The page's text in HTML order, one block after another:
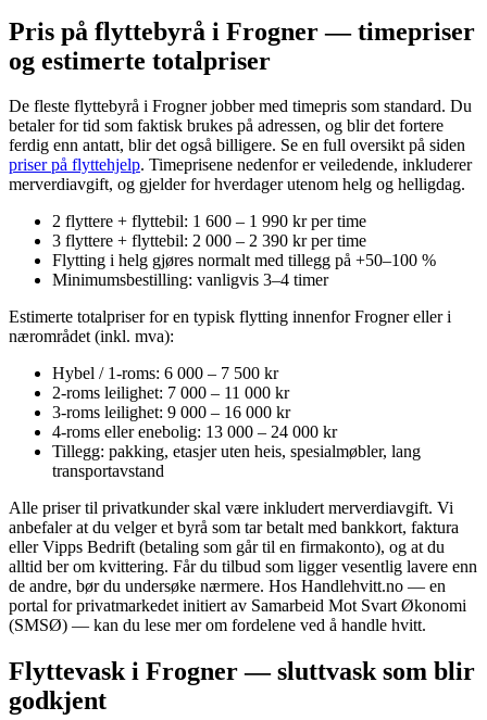
Pris på flyttebyrå i Frogner — timepriser
og estimerte totalpriser
De fleste flyttebyrå i Frognerjobber med timepris som standard. Du
betaler for tid som faktisk brukes på adressen, og blir det fortere
ferdig enn antatt, blir det også billigere. Se en full oversikt på siden
priser på flyttehjelp. Timeprisene nedenfor er veiledende, inkluderer
merverdiavgift, og gjelder for hverdager utenom helg og helligdag.
2 flyttere + flyttebil: 1 600 – 1 990 kr per time
3 flyttere + flyttebil: 2 000 – 2 390 kr per time
Flytting i helg gjøres normalt med tillegg på +50–100 %
Minimumsbestilling: vanligvis 3–4 timer
Estimerte totalpriser for en typisk flytting innenfor Frogner eller i
nærområdet (inkl. mva):
Hybel / 1-roms: 6 000 – 7 500 kr
2-roms leilighet: 7 000 – 11 000 kr
3-roms leilighet: 9 000 – 16 000 kr
4-roms eller enebolig: 13 000 – 24 000 kr
Tillegg: pakking, etasjer uten heis, spesialmøbler, lang
transportavstand
Alle priser til privatkunder skal være inkludert merverdiavgift. Vi
anbefaler at du velger et byrå som tar betalt med bankkort, faktura
eller Vipps Bedrift (betaling som går til en firmakonto), og at du
alltid ber om kvittering. Får du tilbud som ligger vesentlig lavere enn
de andre, bør du undersøke nærmere. Hos Handlehvitt.no — en
portal for privatmarkedet initiert av Samarbeid Mot Svart Økonomi
(SMSØ) — kan du lese mer om fordelene ved å handle hvitt.
Flyttevask i Frogner — sluttvask som blir
godkjent